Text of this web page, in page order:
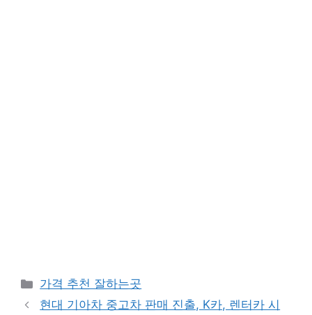
카
테
가격 추천 잘하는곳
현대 기아차 중고차 판매 진출, K카, 렌터카 시